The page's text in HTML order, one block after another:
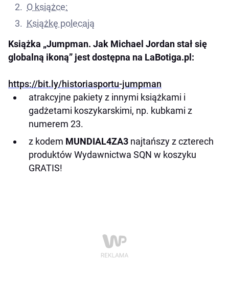
O książce:
Książkę polecają
Książka „Jumpman. Jak Michael Jordan stał się
globalną ikoną” jest dostępna na LaBotiga.pl:
https://bit.ly/historiasportu-jumpman
atrakcyjne pakiety z innymi książkami i
gadżetami koszykarskimi, np. kubkami z
numerem 23.
z kodem MUNDIAL4ZA3 najtańszy z czterech
produktów Wydawnictwa SQN w koszyku
GRATIS!